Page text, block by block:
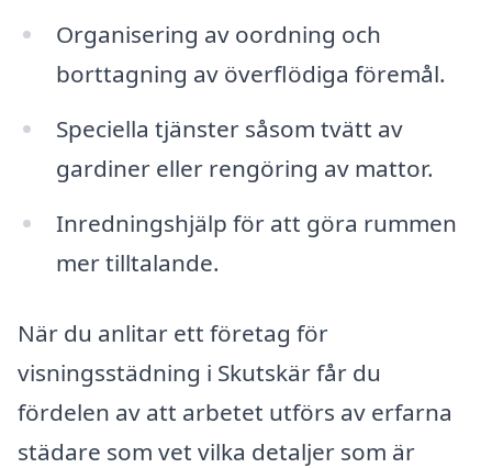
Organisering av oordning och
borttagning av överflödiga föremål.
Speciella tjänster såsom tvätt av
gardiner eller rengöring av mattor.
Inredningshjälp för att göra rummen
mer tilltalande.
När du anlitar ett företag för
visningsstädning i Skutskär får du
fördelen av att arbetet utförs av erfarna
städare som vet vilka detaljer som är